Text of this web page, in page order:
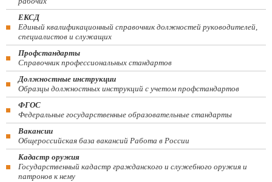
ЕКСД
Единый квалификационный справочник должностей руководителей,
специалистов и служащих
Профстандарты
Справочник профессиональных стандартов
Должностные инструкции
Образцы должностных инструкций с учетом профстандартов
ФГОС
Федеральные государственные образовательные стандарты
Вакансии
Общероссийская база вакансий Работа в России
Кадастр оружия
Государственный кадастр гражданского и служебного оружия и
патронов к нему